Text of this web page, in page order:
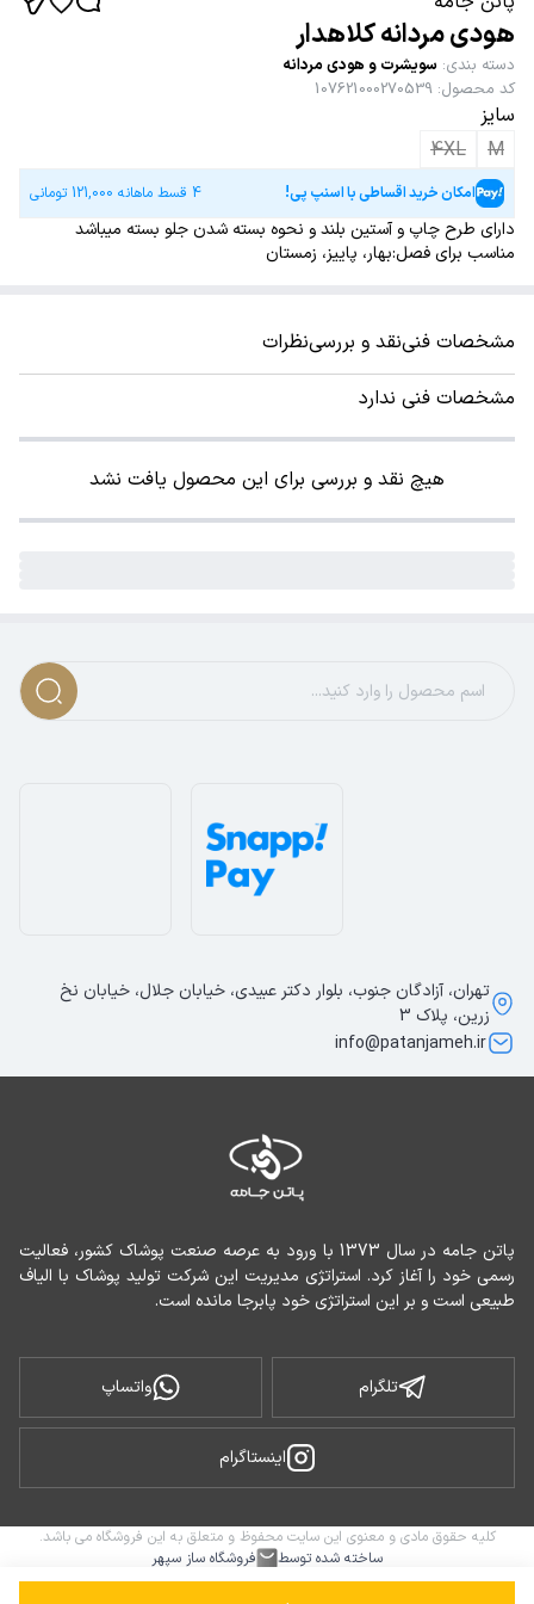
هودی مردانه کلاهدار
دسته بندی: سویشرت و هودی مردانه
کد محصول:
107621000270539
سایز
M
4XL
امکان خرید اقساطی با اسنپ پی! 4 قسط ماهانه 121,000 تومانی
دارای طرح چاپ و آستین بلند و نحوه بسته شدن جلو بسته میباشد
مناسب برای فصل:بهار، پاییز، زمستان
مشخصات فنینقد و بررسینظرات
مشخصات فنی ندارد
هیچ نقد و بررسی برای این محصول یافت نشد
طبیعی است و بر این استراتژی خود پابرجا مانده است.
تلگرام واتساپ
اینستاگرام
تهران، آزادگان جنوب، بلوار دکتر عبیدی، خیابان جلال، خیابان نخ
زرین، پلاک 3
info@patanjameh.ir
کلیه حقوق مادی و معنوی این سایت محفوظ و متعلق به این فروشگاه می باشد.
ساخته شده توسط
فروشگاه ساز سپهر